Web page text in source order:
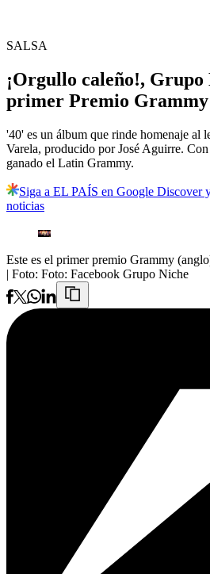
SALSA
¡Orgullo caleño!, Grupo
primer Premio
'40' es un álbum que rinde homenaje al
Varela, producido por José Aguirre.
ganado el Latin Grammy.
Siga a EL PAÍS en Google Discover
noticias
Este es el primer premio Grammy
| Foto: Foto: Facebook Grupo Niche